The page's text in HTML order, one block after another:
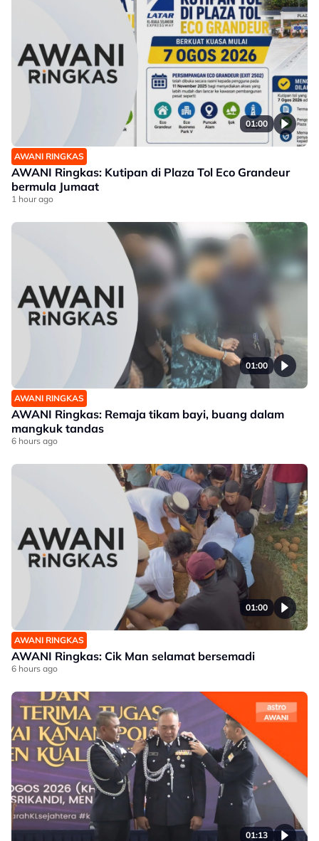
01:00
AWANI RINGKAS
AWANI Ringkas: Kutipan di Plaza Tol Eco Grandeur
bermula Jumaat
1 hour ago
01:00
AWANI RINGKAS
AWANI Ringkas: Remaja tikam bayi, buang dalam
mangkuk tandas
6 hours ago
01:00
AWANI RINGKAS
AWANI Ringkas: Cik Man selamat bersemadi
6 hours ago
01:13